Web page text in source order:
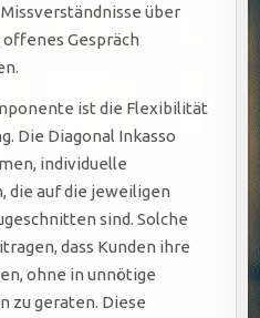
über
offenes Gespräch
ist die Flexibilität
Die Diagonal Inkasso
individuelle
die auf die jeweiligen
sind. Solche
dass Kunden ihre
ohne in unnötige
zu geraten. Diese